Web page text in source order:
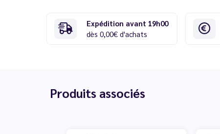
Expédition avant 19h00
dès 0,00€ d'achats
Produits associés